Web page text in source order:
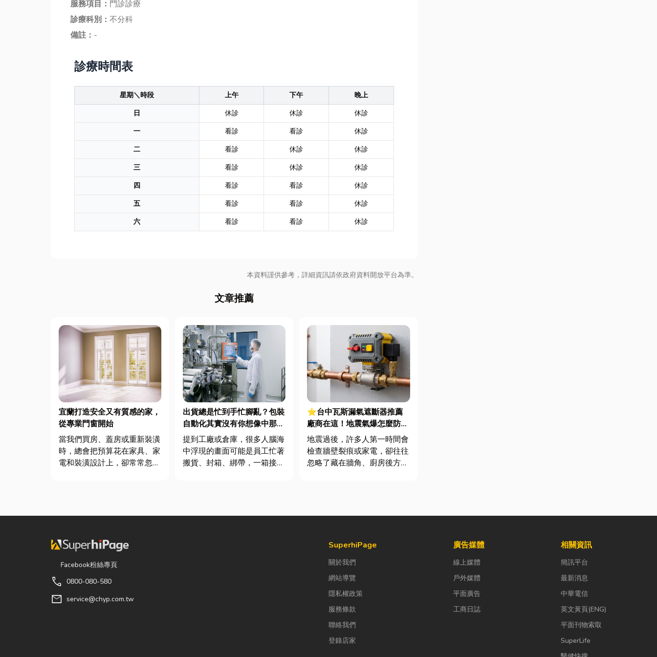
服務項目： 門診診療
診療科別： 不分科
備註： -
診療時間表
星期＼時段 上午 下午
晚上
日
休診 休診
休診
一
看診 看診
休診
二
看診 休診
休診
三
看診 休診
休診
四
看診 看診
休診
五
看診 看診
休診
六
看診 看診 休診
本資料謹供參考，詳細資訊請依政府資料開放平台為準。
文章推薦
宜蘭打造安全又有質感的家，
從專業門窗開始
當我們買房、蓋房或重新裝潢
時，總會把預算花在家具、家
電和裝潢設計上，卻常常忽略
打...
出貨總是忙到手忙腳亂？包裝
自動化其實沒有你想像中那麼
遙遠！
提到工廠或倉庫，很多人腦海
中浮現的畫面可能是員工忙著
搬貨、封箱、綁帶，一箱接著
⭐台中瓦斯漏氣遮斷器推薦
廠商在這！地震氣爆怎麼防？
警報器與遮斷器差異、補助條
件及挑選全攻略
地震過後，許多人第一時間會
檢查牆壁裂痕或家電，卻往往
忽略了藏在牆角、廚房後方的
開關的火花...
Facebook粉絲專頁
call 0800-080-580
mail service@chyp.com.tw
SuperhiPage
關於我們
網站導覽
隱私權政策
服務條款
聯絡我們
登錄店家
廣告媒體
線上媒體
戶外媒體
平面廣告
工商日誌
相關資訊
簡訊平台
最新消息
中華電信
英文黃頁(ENG)
平面刊物索取
SuperLife